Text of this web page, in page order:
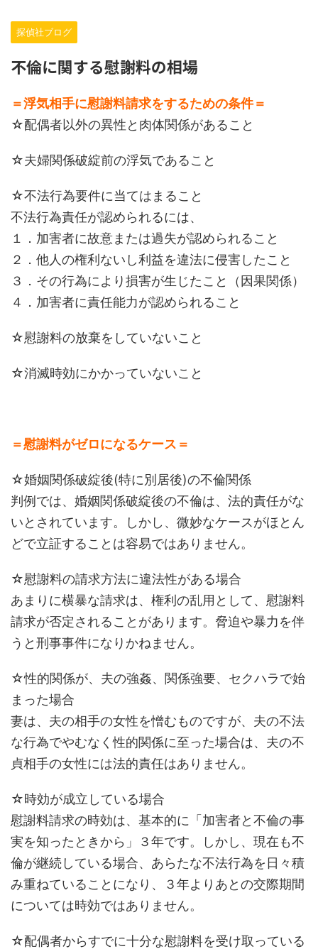
探偵社ブログ
不倫に関する慰謝料の相場
＝浮気相手に慰謝料請求をするための条件＝
☆配偶者以外の異性と肉体関係があること
☆夫婦関係破綻前の浮気であること
☆不法行為要件に当てはまること
不法行為責任が認められるには、
１．加害者に故意または過失が認められること
２．他人の権利ないし利益を違法に侵害したこと
３．その行為により損害が生じたこと（因果関係）
４．加害者に責任能力が認められること
☆慰謝料の放棄をしていないこと
☆消滅時効にかかっていないこと
＝慰謝料がゼロになるケース＝
☆婚姻関係破綻後(特に別居後)の不倫関係
判例では、婚姻関係破綻後の不倫は、法的責任がな
いとされています。しかし、微妙なケースがほとん
どで立証することは容易ではありません。
☆慰謝料の請求方法に違法性がある場合
あまりに横暴な請求は、権利の乱用として、慰謝料
請求が否定されることがあります。脅迫や暴力を伴
うと刑事事件になりかねません。
☆性的関係が、夫の強姦、関係強要、セクハラで始
まった場合
妻は、夫の相手の女性を憎むものですが、夫の不法
な行為でやむなく性的関係に至った場合は、夫の不
貞相手の女性には法的責任はありません。
☆時効が成立している場合
慰謝料請求の時効は、基本的に「加害者と不倫の事
実を知ったときから」３年です。しかし、現在も不
倫が継続している場合、あらたな不法行為を日々積
み重ねていることになり、３年よりあとの交際期間
については時効ではありません。
☆配偶者からすでに十分な慰謝料を受け取っている